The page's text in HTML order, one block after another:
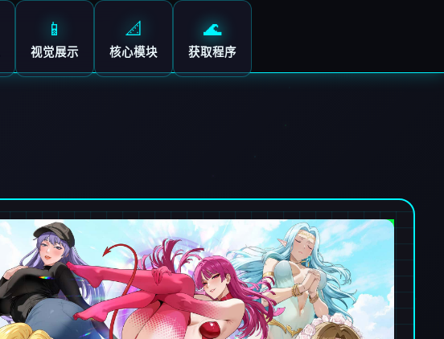
📱
视觉展示
📐
核心模块
🌊
获取程序